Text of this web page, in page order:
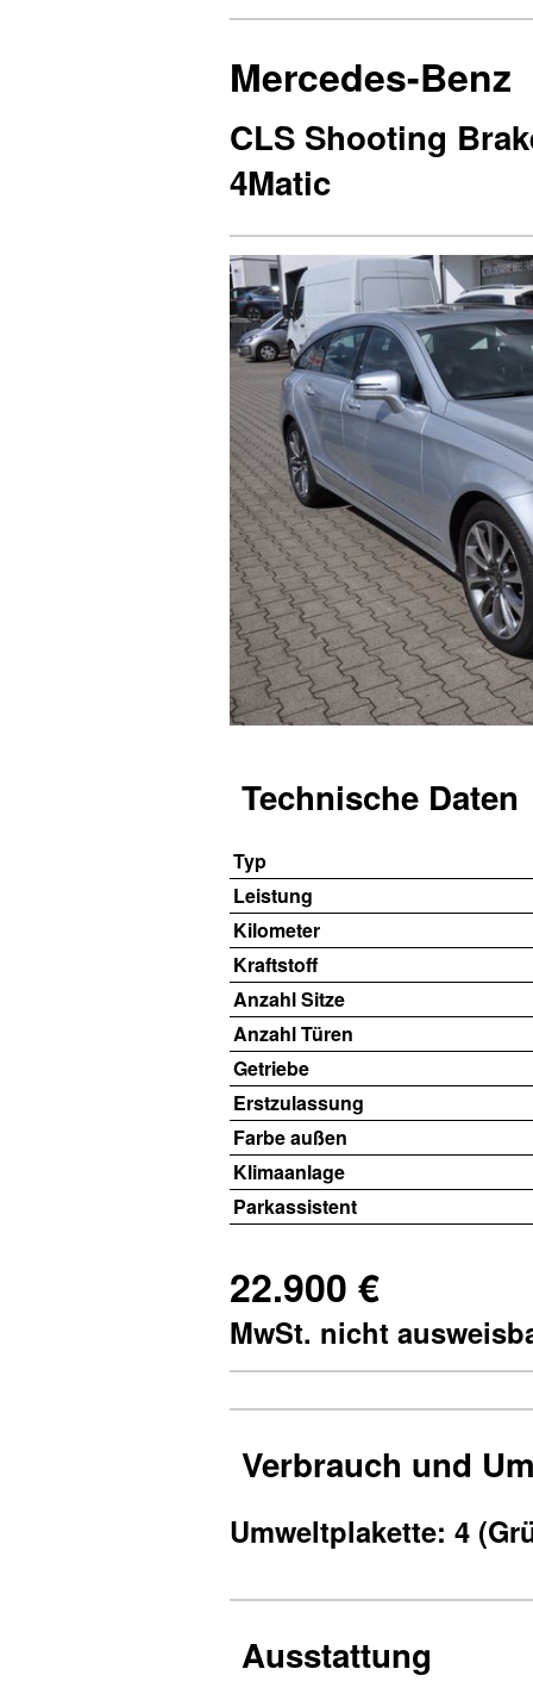
Mercedes-Benz
CLS Shooting
4Matic
Technische Daten
Typ
Leistung
Kilometer
Kraftstoff
Anzahl Sitze
Anzahl Türen
Getriebe
Erstzulassung
Farbe außen
Klimaanlage
Parkassistent
22.900 €
MwSt. nicht
Verbrauch und
Umweltplakette: 4
Ausstattung